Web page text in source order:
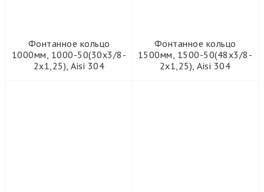
Фонтанное кольцо
1000мм, 1000-50(30х3/8-
2х1,25), Aisi 304
Фонтанное кольцо
1500мм, 1500-50(48х3/8-
2х1,25), Aisi 304